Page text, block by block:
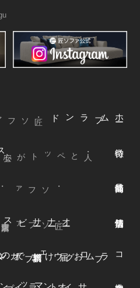
ホー
ム
ブランド
から
・ソファ
オーナーサー
ビス
コラム
ブログ